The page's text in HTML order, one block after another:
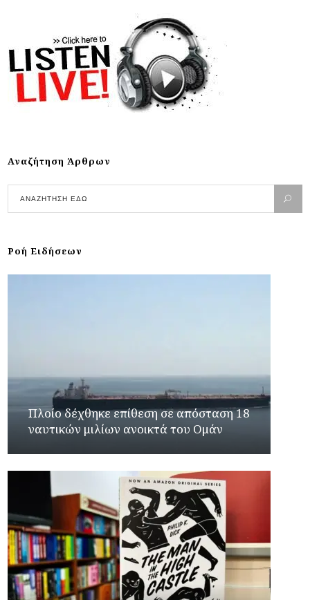
Αναζήτηση Άρθρων
Ροή Ειδήσεων
Πλοίο δέχθηκε επίθεση σε απόσταση 18
ναυτικών μιλίων ανοικτά του Ομάν